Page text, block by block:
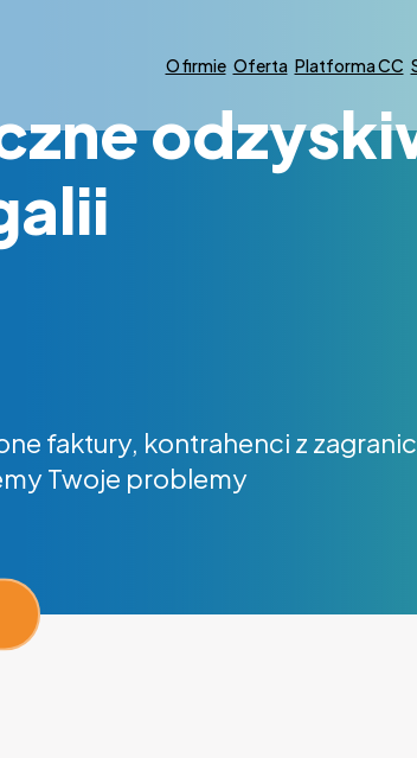
O firmie Oferta Platforma CC
faktury, kontrahenci z
Twoje problemy